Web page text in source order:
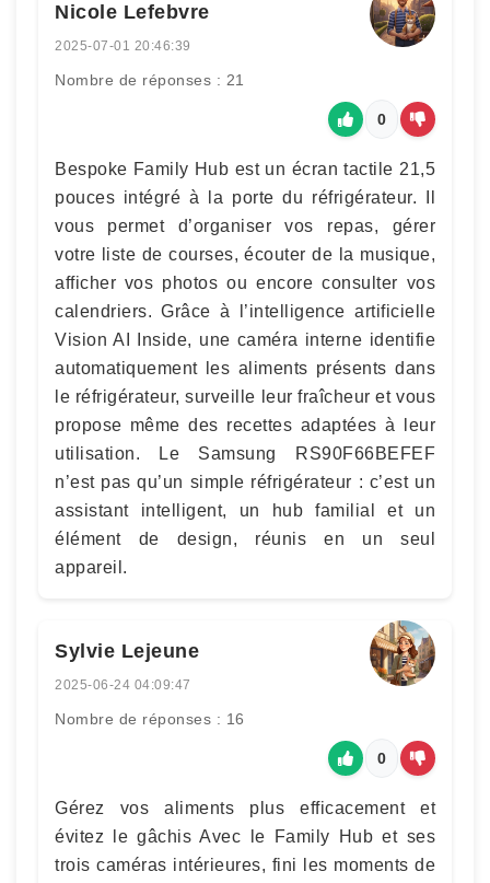
Nicole Lefebvre
2025-07-01 20:46:39
Nombre de réponses : 21
0
Bespoke Family Hub est un écran tactile 21,5
pouces intégré à la porte du réfrigérateur. Il
vous permet d’organiser vos repas, gérer
votre liste de courses, écouter de la musique,
afficher vos photos ou encore consulter vos
calendriers. Grâce à l’intelligence artificielle
Vision AI Inside, une caméra interne identifie
automatiquement les aliments présents dans
le réfrigérateur, surveille leur fraîcheur et vous
propose même des recettes adaptées à leur
utilisation. Le Samsung RS90F66BEFEF
n’est pas qu’un simple réfrigérateur : c’est un
assistant intelligent, un hub familial et un
élément de design, réunis en un seul
appareil.
Sylvie Lejeune
2025-06-24 04:09:47
Nombre de réponses : 16
0
Gérez vos aliments plus efficacement et
évitez le gâchis Avec le Family Hub et ses
trois caméras intérieures, fini les moments de